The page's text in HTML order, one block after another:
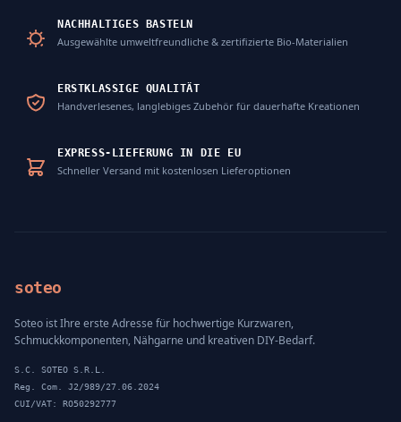
NACHHALTIGES BASTELN
Ausgewählte umweltfreundliche & zertifizierte Bio-Materialien
ERSTKLASSIGE QUALITÄT
Handverlesenes, langlebiges Zubehör für dauerhafte Kreationen
EXPRESS-LIEFERUNG IN DIE EU
Schneller Versand mit kostenlosen Lieferoptionen
soteo
Soteo ist Ihre erste Adresse für hochwertige Kurzwaren,
Schmuckkomponenten, Nähgarne und kreativen DIY-Bedarf.
S.C. SOTEO S.R.L.
Reg. Com. J2/989/27.06.2024
CUI/VAT: RO50292777